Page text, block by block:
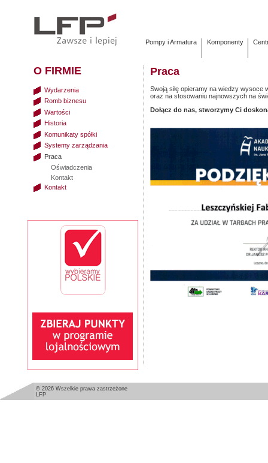
Pompy i Armatura Komponenty
Praca
Swoją siłę opieramy na wiedzy wysoce
oraz na stosowaniu najnowszych na
Dołącz do nas, stworzymy Ci
O FIRMIE
Wydarzenia
Romb biznesu
Wartości
Historia
Komunikaty spółki
Systemy zarządzania
Praca
Oświadczenia
Kontakt
Kontakt
© 2026 Wszelkie prawa zastrzeżone
LFP